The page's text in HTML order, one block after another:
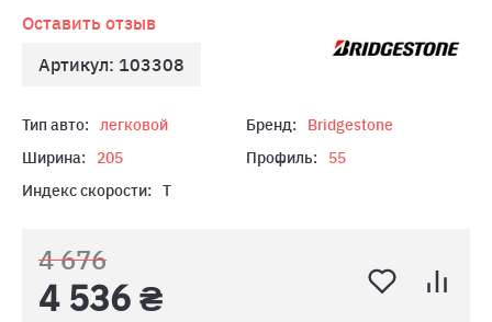
Оставить отзыв
Артикул: 103308
Тип авто: легковой Бренд:
Bridgestone
Ширина:
205 Профиль:
55
Индекс скорости:
T
4 676
4 536 ₴